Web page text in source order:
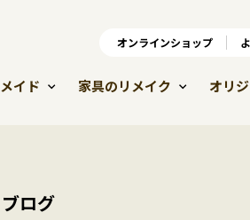
オンラ
イド 家具のリメイク オリ
オンラインショップ
ブログ